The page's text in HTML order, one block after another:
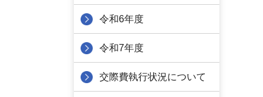
令和6年度
令和7年度
交際費執行状況について